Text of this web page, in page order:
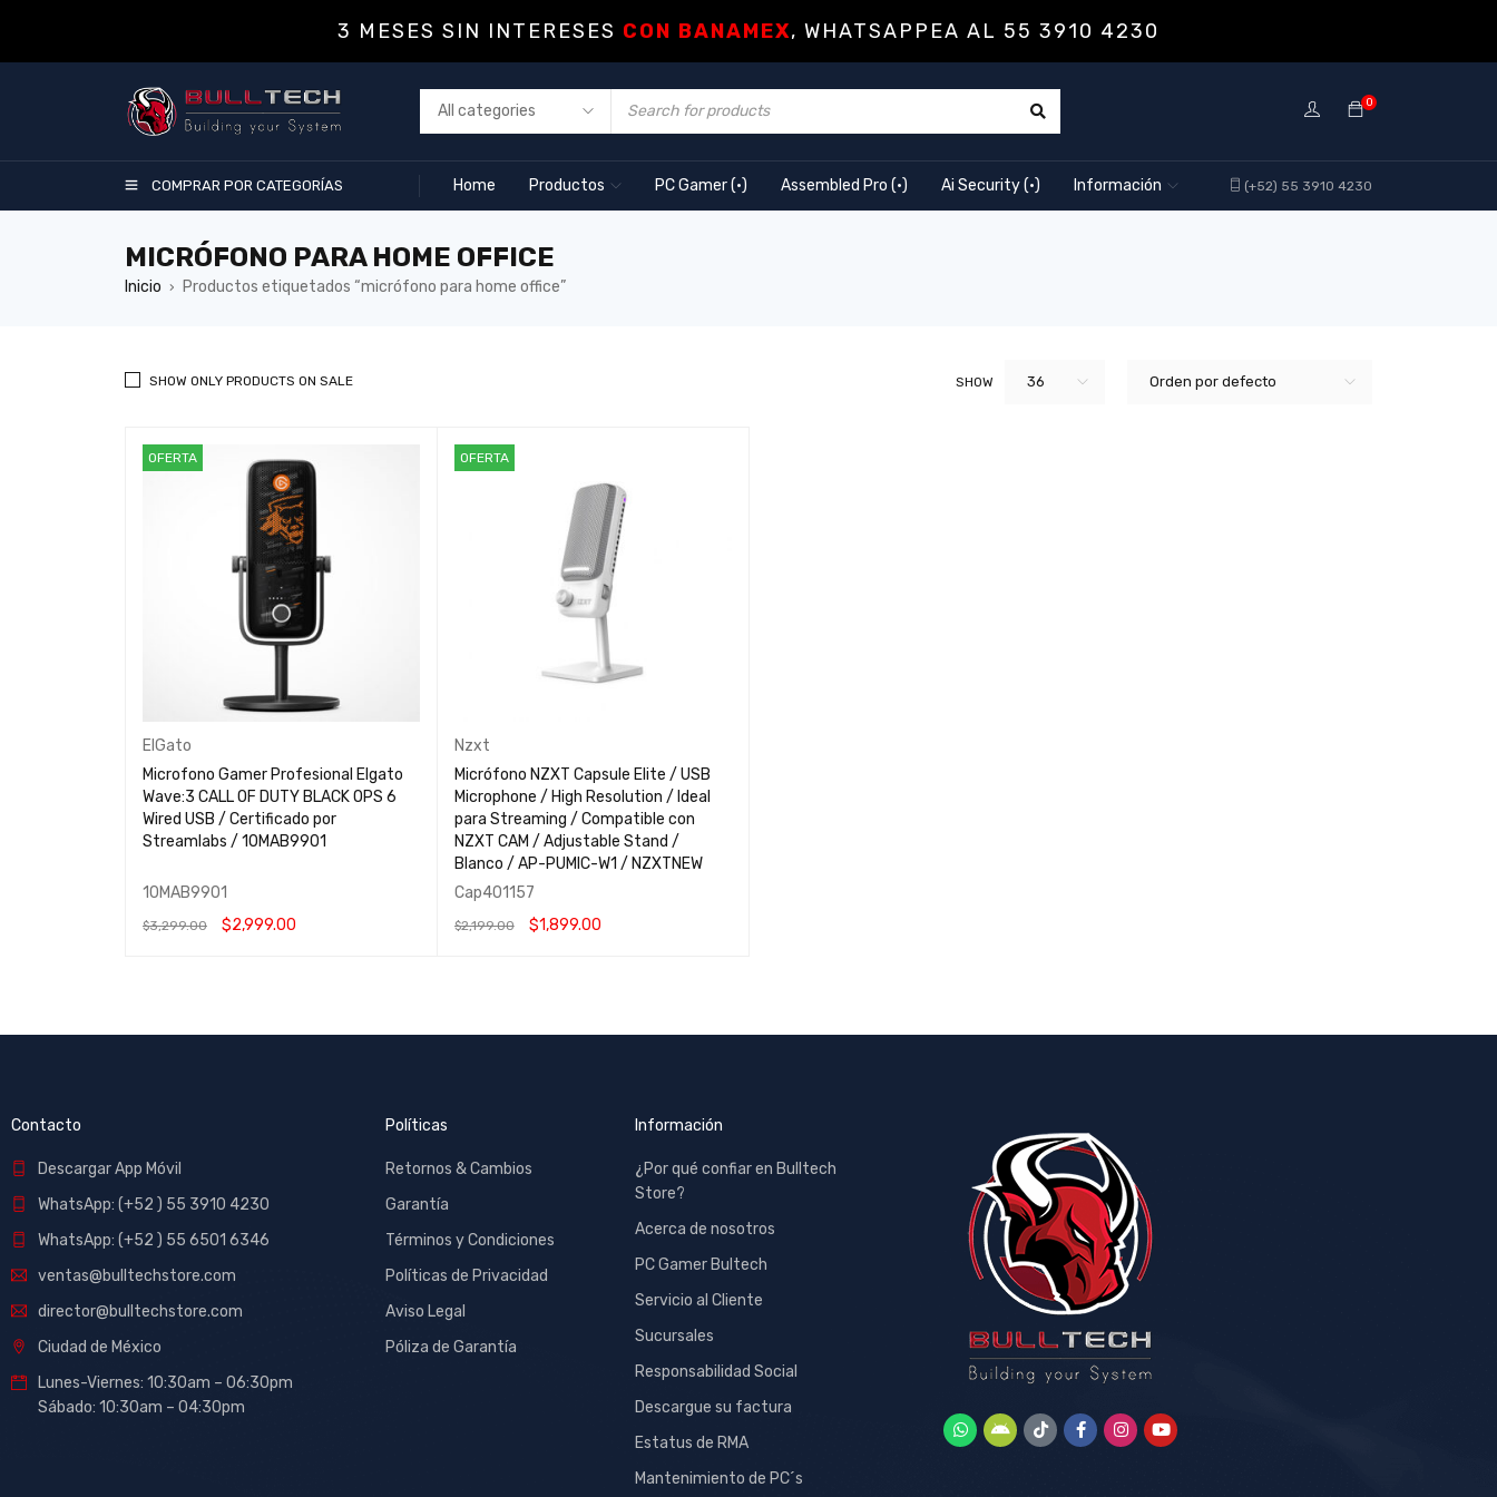
3 MESES SIN INTERESES CON BANAMEX, WHATSAPPEA AL 55 3910 4230
0
COMPRAR POR CATEGORÍAS Home Productos PC Gamer (·) Assembled Pro (·) Ai Security (·) Información (+52) 55 3910 4230
MICRÓFONO PARA HOME OFFICE
Inicio › Productos etiquetados “micrófono para home office”
Orden por defecto
SHOW 36
SHOW ONLY PRODUCTS ON SALE
OFERTA
ElGato
Microfono Gamer Profesional Elgato
Wave:3 CALL OF DUTY BLACK OPS 6
Wired USB / Certificado por
Streamlabs / 10MAB9901
10MAB9901
$3,299.00 $2,999.00
OFERTA
Nzxt
Micrófono NZXT Capsule Elite / USB
Microphone / High Resolution / Ideal
para Streaming / Compatible con
NZXT CAM / Adjustable Stand /
Blanco / AP-PUMIC-W1 / NZXTNEW
Cap401157
$2,199.00 $1,899.00
Contacto
Descargar App Móvil
WhatsApp: (+52 ) 55 3910 4230
WhatsApp: (+52 ) 55 6501 6346
ventas@bulltechstore.com
director@bulltechstore.com
Ciudad de México
Lunes-Viernes: 10:30am – 06:30pm
Sábado: 10:30am – 04:30pm
Políticas
Retornos & Cambios
Garantía
Términos y Condiciones
Políticas de Privacidad
Aviso Legal
Póliza de Garantía
Información
¿Por qué confiar en Bulltech
Store?
Acerca de nosotros
PC Gamer Bultech
Servicio al Cliente
Sucursales
Responsabilidad Social
Descargue su factura
Estatus de RMA
Mantenimiento de PC´s